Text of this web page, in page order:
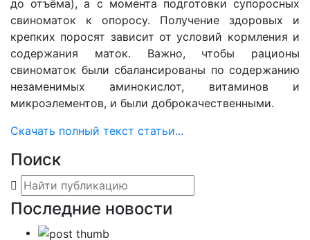
до отъёма), а с момента подготовки супоросных
свиноматок к опоросу. Получение здоровых и
крепких поросят зависит от условий кормления и
содержания маток. Важно, чтобы рационы
свиноматок были сбалансированы по содержанию
незаменимых аминокислот, витаминов и
микроэлементов, и были доброкачественными.
Скачать полный текст статьи...
Поиск
Последние новости